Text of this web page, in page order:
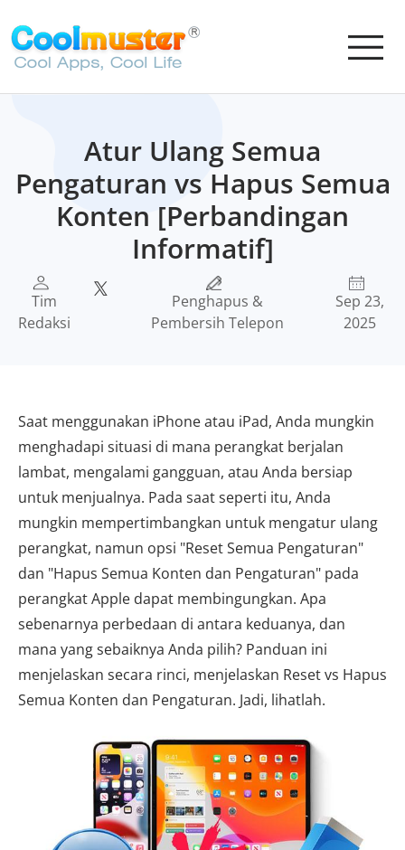
Atur Ulang Semua
Pengaturan vs Hapus Semua
Konten [Perbandingan
Informatif]
Tim
Redaksi
Penghapus &
Pembersih Telepon
Sep 23,
2025
Saat menggunakan iPhone atau iPad, Anda mungkin
menghadapi situasi di mana perangkat berjalan
lambat, mengalami gangguan, atau Anda bersiap
untuk menjualnya. Pada saat seperti itu, Anda
mungkin mempertimbangkan untuk mengatur ulang
perangkat, namun opsi "Reset Semua Pengaturan"
dan "Hapus Semua Konten dan Pengaturan" pada
perangkat Apple dapat membingungkan. Apa
sebenarnya perbedaan di antara keduanya, dan
mana yang sebaiknya Anda pilih? Panduan ini
menjelaskan secara rinci, menjelaskan Reset vs Hapus
Semua Konten dan Pengaturan. Jadi, lihatlah.